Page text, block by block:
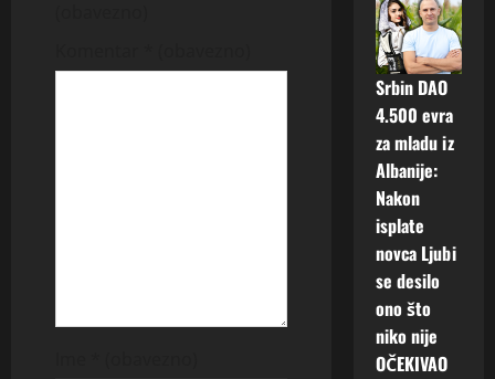
Srbin DAO
4.500 evra
za mladu iz
Albanije:
Nakon
isplate
novca Ljubi
se desilo
ono što
niko nije
OČEKIVAO